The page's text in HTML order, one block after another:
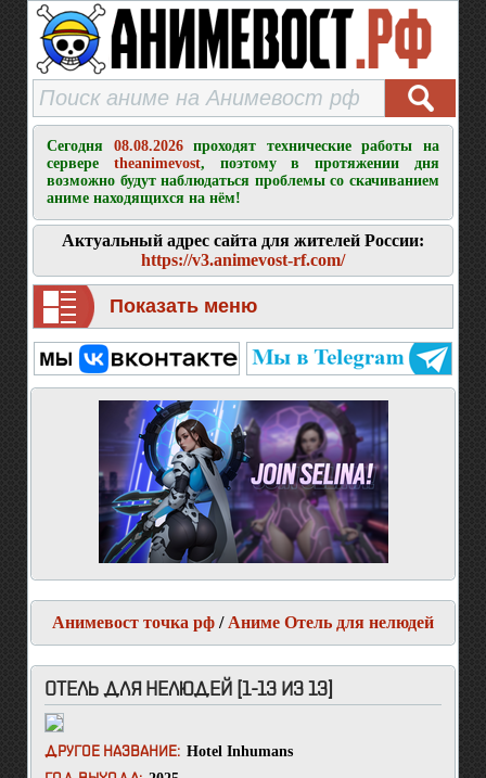
Сегодня 08.08.2026проходят технические работы на
сервере theanimevost, поэтому в протяжении дня
возможно будут наблюдаться проблемы со скачиванием
аниме находящихся на нём!
Актуальный адрес сайта для жителей России:
https://v3.animevost-rf.com/
Показать меню
Анимевост точка рф / Аниме Отель для нелюдей
ОТЕЛЬ ДЛЯ НЕЛЮДЕЙ [1-13 ИЗ 13]
ДРУГОЕ НАЗВАНИЕ: Hotel Inhumans